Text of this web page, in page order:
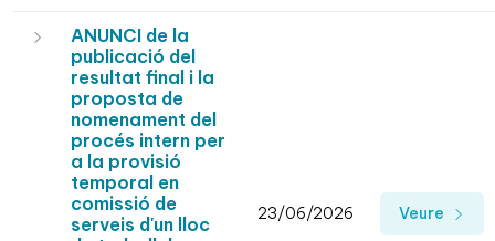
ANUNCI de la
publicació del
resultat final i la
proposta de
nomenament del
procés intern per
a la provisió
temporal en
comissió de
serveis d'un lloc
23/06/2026 Veure